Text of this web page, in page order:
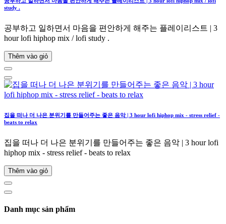
study .
공부하고 일하면서 마음을 편안하게 해주는 플레이리스트 | 3
hour lofi hiphop mix / lofi study .
Thêm vào giỏ
집을 떠나 더 나은 분위기를 만들어주는 좋은 음악 | 3 hour lofi hiphop mix - stress relief -
beats to relax
집을 떠나 더 나은 분위기를 만들어주는 좋은 음악 | 3 hour lofi
hiphop mix - stress relief - beats to relax
Thêm vào giỏ
Danh mục sản phẩm